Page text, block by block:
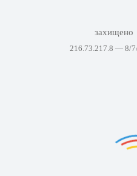
захищено
216.73.217.8 — 8/